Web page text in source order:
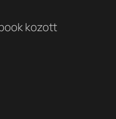
kozott